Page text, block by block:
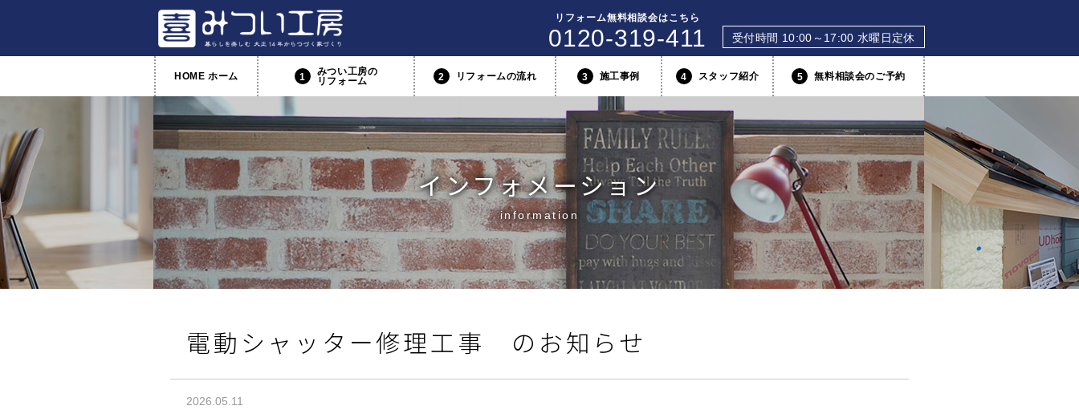
HOME ホーム 1
みつい工房の
リフォーム
2 リフォームの流れ 3 施工事例 4 スタッフ紹介 5 無料相談会のご予約
リフォーム無料相談会はこちら
0120-319-411 受付時間 10:00～17:00 水曜日定休
インフォメーション
information
電動シャッター修理工事 のお知らせ
2026.05.11